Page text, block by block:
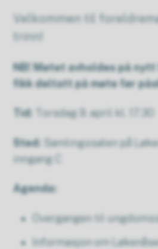
Velkommen til
trinn!
NB! Møtet avholdes på
fikk deltatt på møte før
Tid: Torsdag 9. april kl. 17.30
Sted:
Samlingssalen på
inngang C
Agenda:
Overgangen til
Informasjon om